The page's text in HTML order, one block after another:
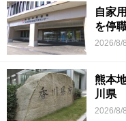
自家
を停
2026/8/
熊本
川県
2026/8/